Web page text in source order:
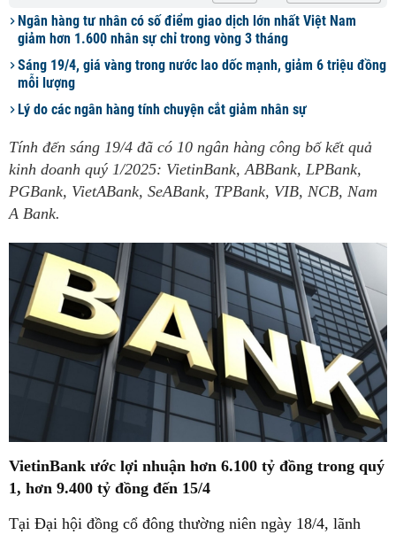
Ngân hàng tư nhân có số điểm giao dịch lớn nhất Việt Nam
giảm hơn 1.600 nhân sự chỉ trong vòng 3 tháng
Sáng 19/4, giá vàng trong nước lao dốc mạnh, giảm 6 triệu đồng
mỗi lượng
Lý do các ngân hàng tính chuyện cắt giảm nhân sự
Tính đến sáng 19/4 đã có 10 ngân hàng công bố kết quả
kinh doanh quý 1/2025: VietinBank, ABBank, LPBank,
PGBank, VietABank, SeABank, TPBank, VIB, NCB, Nam
A Bank.
VietinBank ước lợi nhuận hơn 6.100 tỷ đồng trong quý
1, hơn 9.400 tỷ đồng đến 15/4
Tại Đại hội đồng cổ đông thường niên ngày 18/4, lãnh